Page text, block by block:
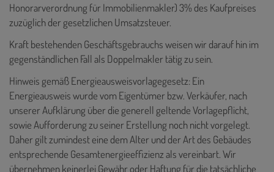
Honorarverordnung für Immobilienmakler) 3% des Kaufpreises
zuzüglich der gesetzlichen Umsatzsteuer.
Kraft bestehenden Geschäftsgebrauchs weisen wir darauf hin im
gegenständlichen Fall als Doppelmakler tätig zu sein.
Hinweis gemäß Energieausweisvorlagegesetz: Ein
Energieausweis wurde vom Eigentümer bzw. Verkäufer, nach
unserer Aufklärung über die generell geltende Vorlagepflicht,
sowie Aufforderung zu seiner Erstellung noch nicht vorgelegt.
Daher gilt zumindest eine dem Alter und der Art des Gebäudes
entsprechende Gesamtenergieeffizienz als vereinbart. Wir
übernehmen keinerlei Gewähr oder Haftung für die tatsächliche